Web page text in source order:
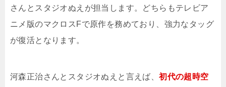
さんとスタジオぬえが担当します。どちらもテレビア
ニメ版のマクロスFで原作を務めており、強力なタッグ
が復活となります。
河森正治さんとスタジオぬえと言えば、初代の超時空